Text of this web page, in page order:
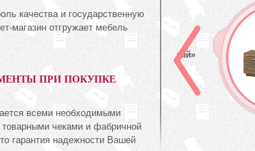
качества и государственную
магазин отгружает мебель
ПРИ ПОКУПКЕ
всеми необходимыми
чеками и фабричной
гарантия надежности Вашей
Комод
Коллекция «Эстель Белый»
672руб.